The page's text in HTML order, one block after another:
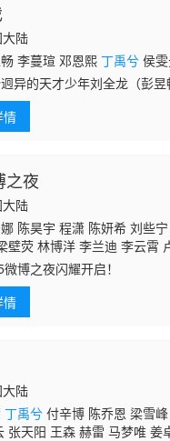
陆
李蔓瑄 邓恩熙丁禹兮 侯
异的天才少年刘全龙（彭
少年的人生镜像，一场命运
情
之夜
陆
陈昊宇 程潇 陈妍希 刘些
壁荧 林博洋 李兰迪 李云霄
彤 张予曦 陈都灵 陈丽君 陈
儿 古力娜扎 张凌赫 张远 王
齐思钧 孙艺洲 袁娅维 魏大勋
博之夜闪耀开启！
情
陆
丁禹兮 付辛博 陈乔恩 梁雪
张天阳 王森 赫雷 马梦唯